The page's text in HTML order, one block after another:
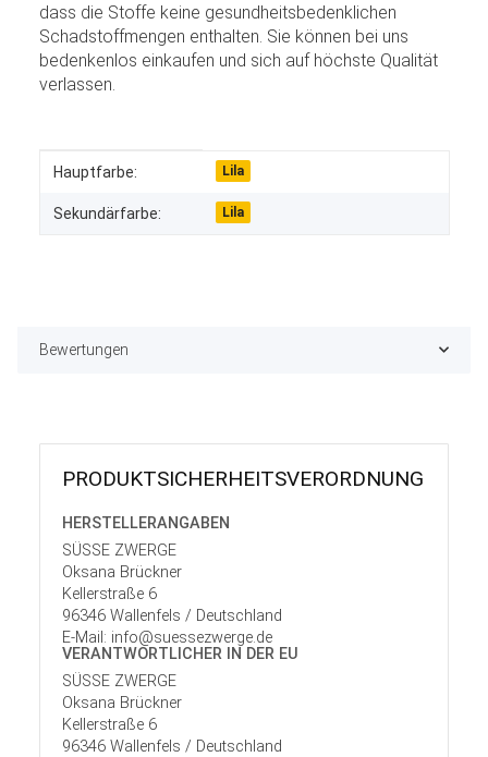
dass die Stoffe keine gesundheitsbedenklichen
Schadstoffmengen enthalten. Sie können bei uns
bedenkenlos einkaufen und sich auf höchste Qualität
verlassen.
Produkteigenschaft
Wert
Hauptfarbe: Lila
Sekundärfarbe: Lila
Bewertungen
PRODUKT­SICHER­HEITS­VER­ORD­NUNG
HERSTELLER­ANGABEN
SÜSSE ZWERGE
Oksana Brückner
Kellerstraße 6
96346 Wallenfels / Deutschland
E-Mail: info@suessezwerge.de
VERANTWORT­LICHER IN DER EU
SÜSSE ZWERGE
Oksana Brückner
Kellerstraße 6
96346 Wallenfels / Deutschland